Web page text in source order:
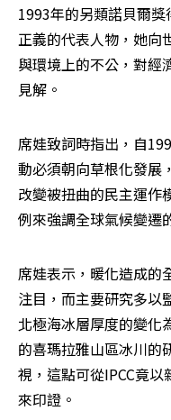
1993年的另類諾貝爾
正義的代表人物，她向
與環境上的不公，對經
見解。
席娃致詞時指出，自
動必須朝向草根化發展
改變被扭曲的民主運作
例來強調全球氣候變遷
席娃表示，暖化造成的
注目，而主要研究多以
北極海冰層厚度的變化
的喜瑪拉雅山區冰川的
視，這點可從IPCC竟
來印證。